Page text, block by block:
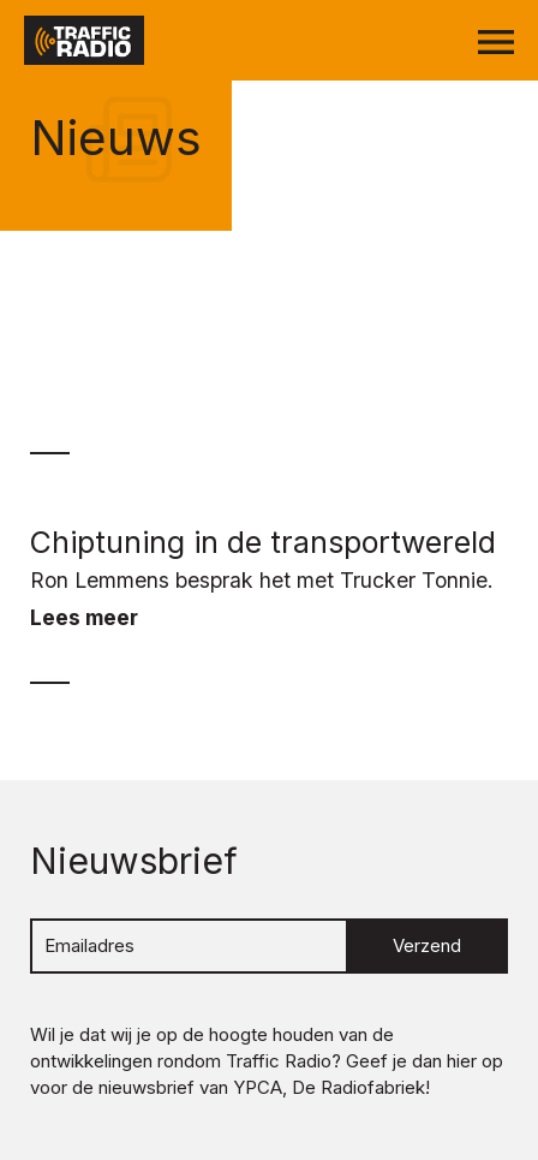
Nieuws
Chiptuning in de transportwereld
Ron Lemmens besprak het met Trucker Tonnie.
Lees meer
Nieuwsbrief
Verzend
Wil je dat wij je op de hoogte houden van de
ontwikkelingen rondom Traffic Radio? Geef je dan hier op
voor de nieuwsbrief van YPCA, De Radiofabriek!